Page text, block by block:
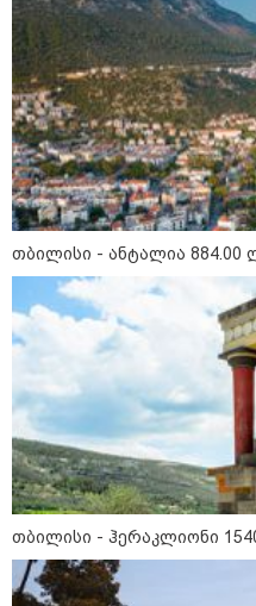
თბილისი - ანტალია 884.00
თბილისი - ჰერაკლიონი